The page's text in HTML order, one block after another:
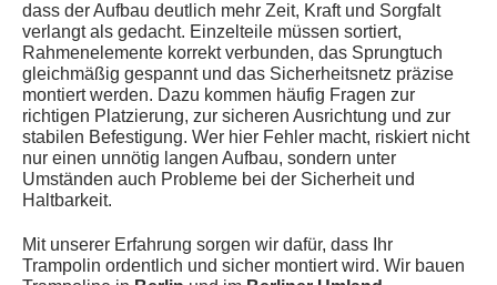
dass der Aufbau deutlich mehr Zeit, Kraft und Sorgfalt
verlangt als gedacht. Einzelteile müssen sortiert,
Rahmenelemente korrekt verbunden, das Sprungtuch
gleichmäßig gespannt und das Sicherheitsnetz präzise
montiert werden. Dazu kommen häufig Fragen zur
richtigen Platzierung, zur sicheren Ausrichtung und zur
stabilen Befestigung. Wer hier Fehler macht, riskiert nicht
nur einen unnötig langen Aufbau, sondern unter
Umständen auch Probleme bei der Sicherheit und
Haltbarkeit.
Mit unserer Erfahrung sorgen wir dafür, dass Ihr
Trampolin ordentlich und sicher montiert wird. Wir bauen